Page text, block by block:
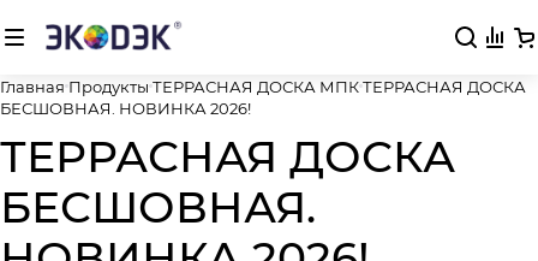
Главная Продукты ТЕРРАСНАЯ ДОСКА МПКТЕРРАСНАЯ ДОСКА
БЕСШОВНАЯ. НОВИНКА 2026!
ТЕРРАСНАЯ ДОСКА
БЕСШОВНАЯ.